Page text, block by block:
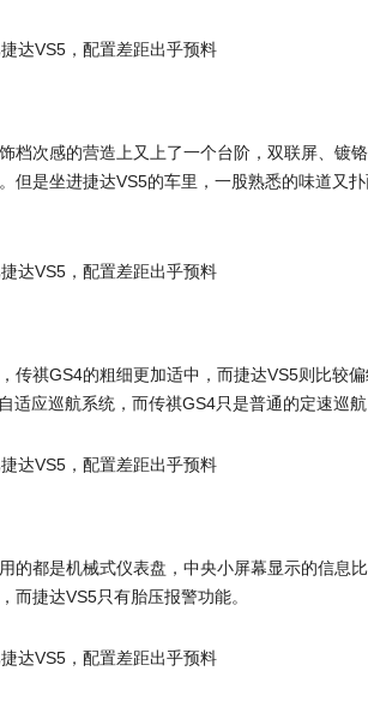
档次感的营造上又上了一个台阶，双联屏、镀
但是坐进捷达VS5的车里，一股熟悉的味道又
传祺GS4的粗细更加适中，而捷达VS5则比较
适应巡航系统，而传祺GS4只是普通的定速巡
的都是机械式仪表盘，中央小屏幕显示的信息
而捷达VS5只有胎压报警功能。